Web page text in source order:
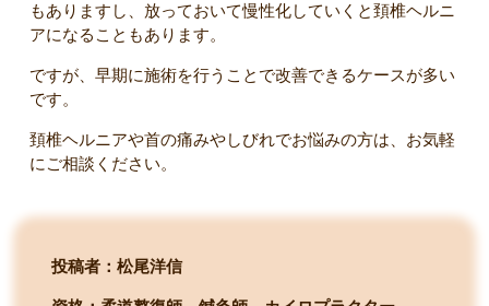
もありますし、放っておいて慢性化していくと頚椎ヘルニ
アになることもあります。
ですが、早期に施術を行うことで改善できるケースが多い
です。
頚椎ヘルニアや首の痛みやしびれでお悩みの方は、お気軽
にご相談ください。
投稿者：松尾洋信